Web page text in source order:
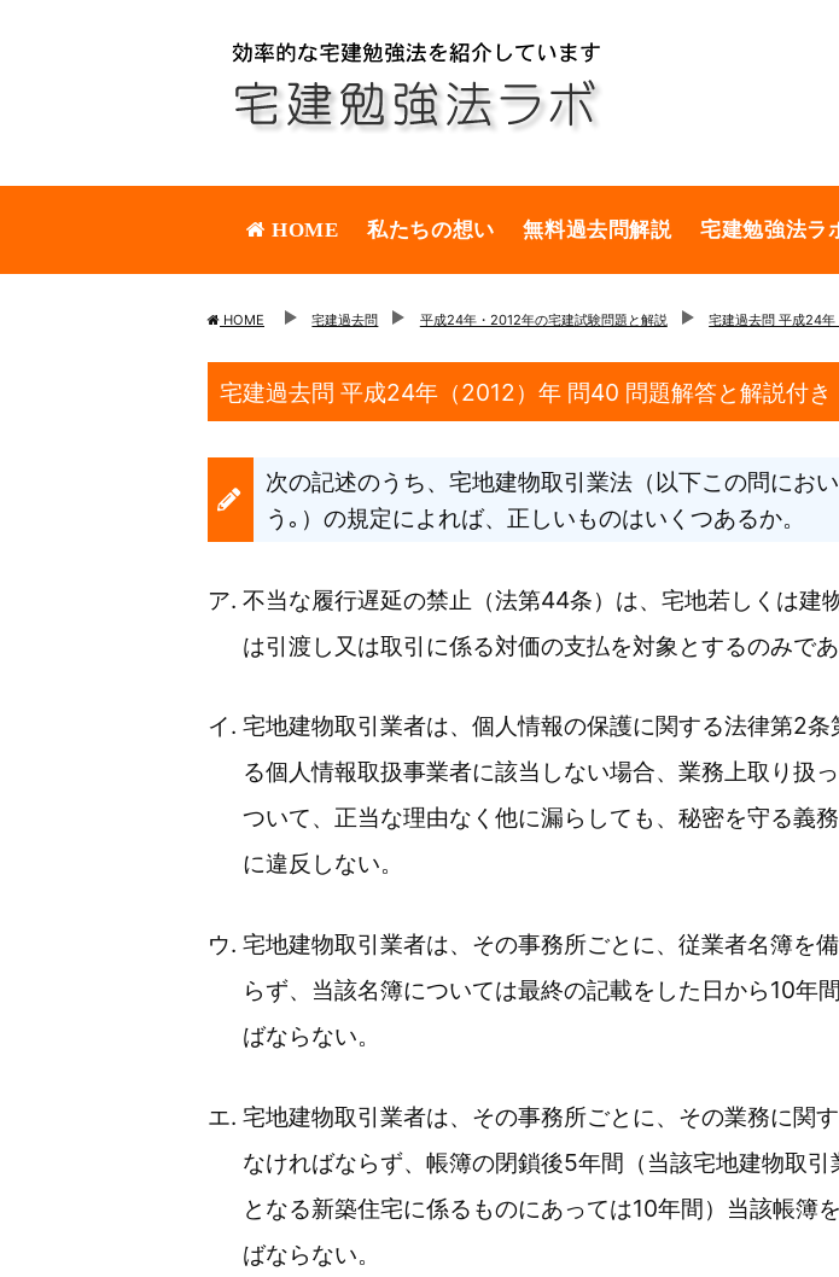
HOME 私たちの想い 無料過去問解説 宅建勉強法ラ
HOME 宅建過去問 平成24年・2012年の宅建試験問題と解説 宅建過去問 平成24
宅建過去問 平成24年（2012）年 問40 問題解答と解説付き
次の記述のうち、宅地建物取引業法（以下この問にお
う｡）の規定によれば、正しいものはいくつあるか。
不当な履行遅延の禁止（法第44条）は、宅地若しくは建
は引渡し又は取引に係る対価の支払を対象とするのみであ
宅地建物取引業者は、個人情報の保護に関する法律第2条
る個人情報取扱事業者に該当しない場合、業務上取り扱
ついて、正当な理由なく他に漏らしても、秘密を守る義務
に違反しない。
宅地建物取引業者は、その事務所ごとに、従業者名簿を
らず、当該名簿については最終の記載をした日から10年
ばならない。
宅地建物取引業者は、その事務所ごとに、その業務に関
なければならず、帳簿の閉鎖後5年間（当該宅地建物取引
となる新築住宅に係るものにあっては10年間）当該帳簿
ばならない。